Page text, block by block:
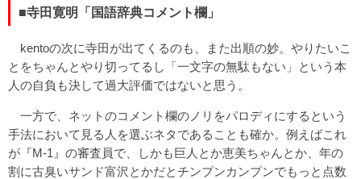
■寺田寛明「国語辞典コメント欄」
kentoの次に寺田が出てくるのも、また出順の妙。やりたいこ
とをちゃんとやり切ってるし「一文字の無駄もない」という本
人の自負も決して過大評価ではないと思う。
一方で、ネットのコメント欄のノリをパロディにするという
手法において見る人を選ぶネタであることも確か。例えばこれ
が『M-1』の審査員で、しかも巨人とか恵美ちゃんとか、年の
割に古臭いサンド富沢とかだとチンプンカンプンでもっと点数